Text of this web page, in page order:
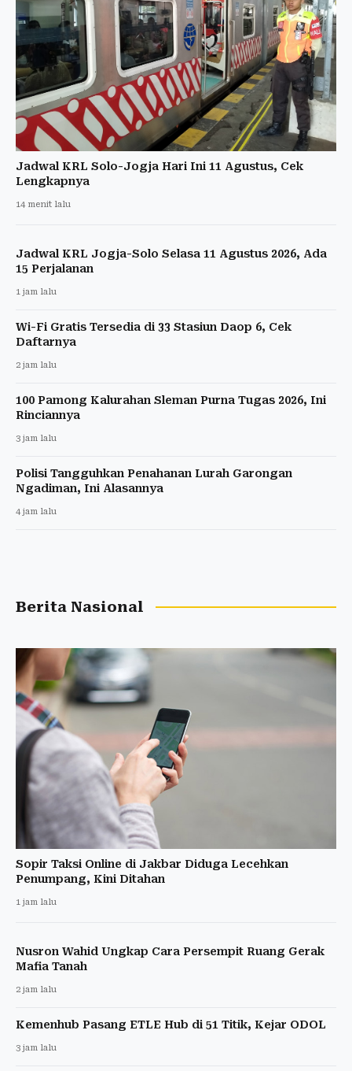
Jadwal KRL Solo-Jogja Hari Ini 11 Agustus, Cek
Lengkapnya
14 menit lalu
Jadwal KRL Jogja-Solo Selasa 11 Agustus 2026, Ada
15 Perjalanan
1 jam lalu
Wi-Fi Gratis Tersedia di 33 Stasiun Daop 6, Cek
Daftarnya
2 jam lalu
100 Pamong Kalurahan Sleman Purna Tugas 2026, Ini
Rinciannya
3 jam lalu
Polisi Tangguhkan Penahanan Lurah Garongan
Ngadiman, Ini Alasannya
4 jam lalu
Berita Nasional
Sopir Taksi Online di Jakbar Diduga Lecehkan
Penumpang, Kini Ditahan
1 jam lalu
Nusron Wahid Ungkap Cara Persempit Ruang Gerak
Mafia Tanah
2 jam lalu
Kemenhub Pasang ETLE Hub di 51 Titik, Kejar ODOL
3 jam lalu